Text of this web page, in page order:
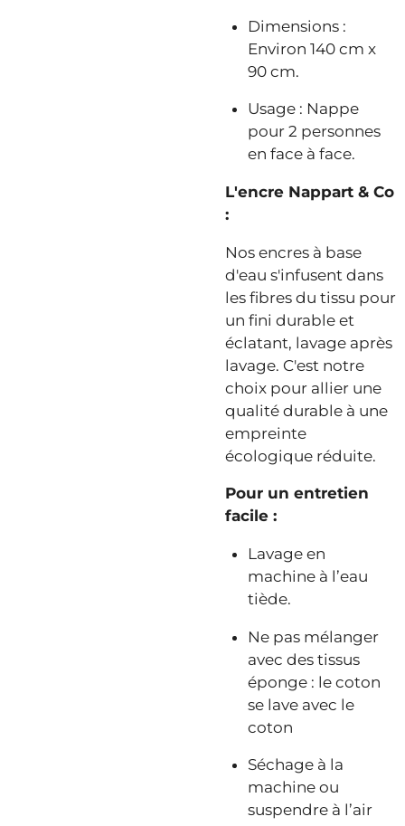
Dimensions :
Environ 140 cm x
90 cm.
Usage : Nappe
pour 2 personnes
en face à face.
L'encre Nappart & Co
:
Nos encres à base
d'eau s'infusent dans
les fibres du tissu pour
un fini durable et
éclatant, lavage après
lavage. C'est notre
choix pour allier une
qualité durable à une
empreinte
écologique réduite.
Pour un entretien
facile :
Lavage en
machine à l’eau
tiède.
Ne pas mélanger
avec des tissus
éponge : le coton
se lave avec le
coton
Séchage à la
machine ou
suspendre à l’air